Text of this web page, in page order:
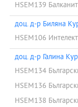
HSEM139
доц. д-р Биляна
HSEM106
доц. д-р Галина
HSEM134
HSEM136
HSEM138